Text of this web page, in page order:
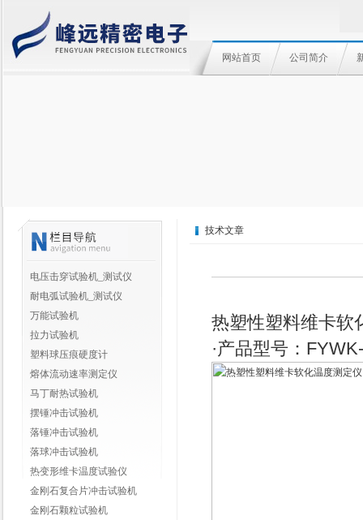
网站首页 公司简介
电压击穿试验机_测试仪
耐电弧试验机_测试仪
万能试验机
拉力试验机
塑料球压痕硬度计
熔体流动速率测定仪
马丁耐热试验机
摆锤冲击试验机
落锤冲击试验机
落球冲击试验机
热变形维卡温度试验仪
金刚石复合片冲击试验机
金刚石颗粒试验机
技术文章
热塑性塑料维卡软
·产品型号：